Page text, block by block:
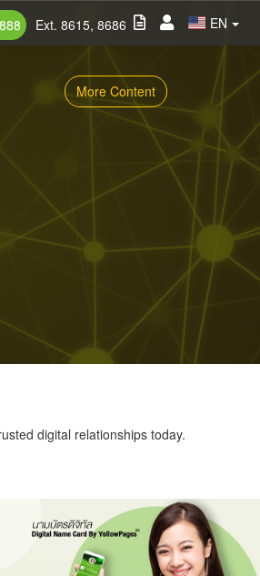
EN
Ext. 8615, 8686
More Content
digital relationships today.